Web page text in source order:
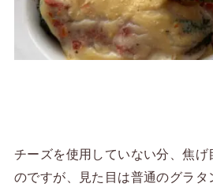
チーズを使用していない分、焦
のですが、見た目は普通のグラ